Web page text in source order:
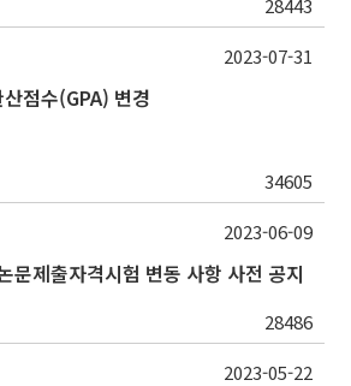
28443
점수(GPA) 변경
34605
2023-07-31
문제출자격시험 변동 사항 사전 공지
28486
2023-06-09
2023-05-22